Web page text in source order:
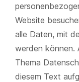
Website
alle Daten, mit
werden können.
Thema
diesem Text